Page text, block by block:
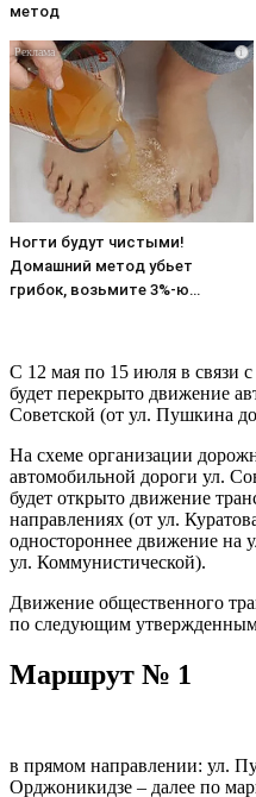
метод
i
Ногти будут чистыми!
Домашний метод убьет
грибок, возьмите 3%-ю…
С 12 мая по 15 июля в связи
будет перекрыто движение
Советской (от ул. Пушкина
На схеме организации
автомобильной дороги ул.
будет открыто движение
направлениях (от ул.
одностороннее движение на
ул. Коммунистической).
Движение общественного
по следующим
Маршрут № 1
в прямом направлении: ул.
Орджоникидзе – далее по